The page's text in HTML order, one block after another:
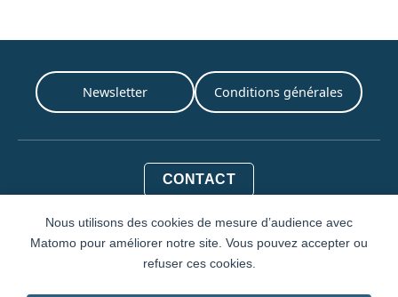
Nous utilisons des cookies de mesure d’audience avec
Matomo pour améliorer notre site. Vous pouvez accepter ou
refuser ces cookies.
Newsletter Conditions générales
CONTACT
CHA-Archives d'État
Rue de l'Hôtel-de-Ville 1
Case postale 3964